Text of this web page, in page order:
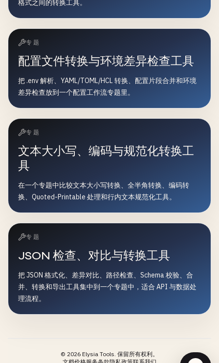
格式之间的转换工具。
专题
配置文件转换与环境差异检查工具
把 .env 解析、YAML/TOML/HCL 转换、配置片段合并和环境
差异检查放到一个配置工作流专题里。
专题
文本大小写、编码与规范化转换工
具
在一个专题中比较文本大小写转换、全半角转换、编码转
换、Quoted-Printable 处理和行内文本规范化工具。
专题
JSON 检查、对比与转换工具
把 JSON 格式化、差异对比、路径检查、Schema 校验、合
并、转换和导出工具集中到一个专题中，适合 API 与数据处
理流程。
© 2026 Elysia Tools. 保留所有权利。